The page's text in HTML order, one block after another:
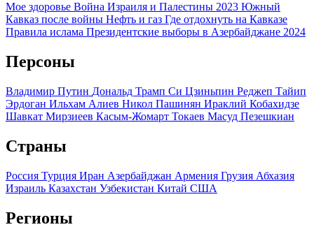
Мое здоровье Война Израиля и Палестины 2023 Южный
Кавказ после войны Нефть и газ Где отдохнуть на Кавказе
Правила ислама Президентские выборы в Азербайджане 2024
Персоны
Владимир Путин Дональд Трамп Си Цзиньпин Реджеп Тайип
Эрдоган Ильхам Алиев Никол Пашинян Ираклий Кобахидзе
Шавкат Мирзиеев Касым-Жомарт Токаев Масуд Пезешкиан
Страны
Россия Турция Иран Азербайджан Армения Грузия Абхазия
Израиль Казахстан Узбекистан Китай США
Регионы